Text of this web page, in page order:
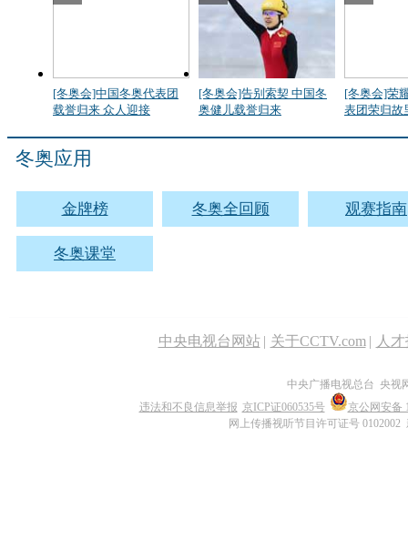
[冬奥会]中国冬奥代表团
载誉归来 众人迎接
[冬奥会]告别索契 中国冬
奥健儿载誉归来
[冬奥会]荣
表团荣归故
冬奥应用
金牌榜 冬奥全回顾 观赛指南
冬奥课堂
中央电视台网站 | 关于CCTV.com | 人
中央广播电视总台 央视
违法和不良信息举报 京ICP证060535号
京公网安备
网上传播视听节目许可证号 0102002